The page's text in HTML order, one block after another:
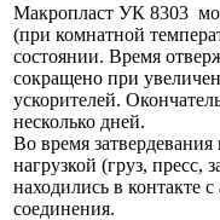
Макропласт УК 8303
(при комнатной
состоянии. Время
сокращено при
ускорителей.
несколько дней.
Во время
нагрузкой (груз, пресс,
находились в контакте
соединения.